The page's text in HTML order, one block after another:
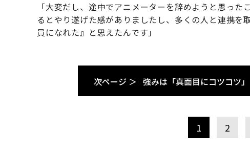
「大変だし、途中でアニメーターを辞めようと思っ
るとやり遂げた感がありましたし、多くの人と連携
員になれた』と思えたんです」
次ページ ＞ 強みは「真面目にコツコツ」
1 2